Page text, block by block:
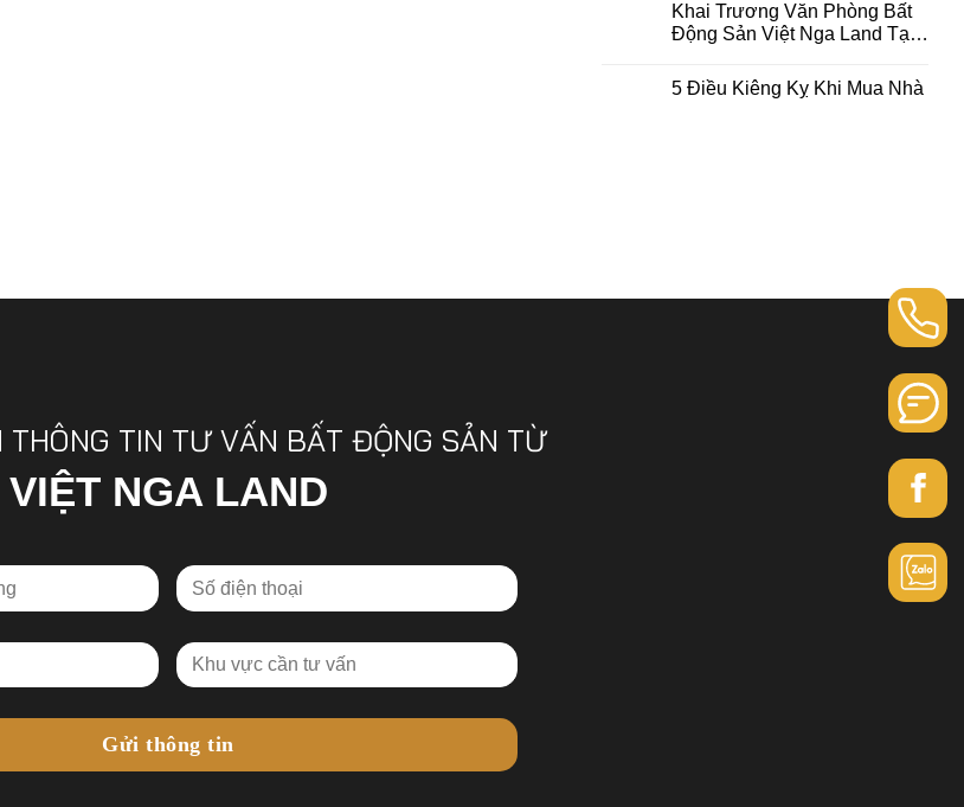
Khai Trương Văn Phòng Bất
Động Sản Việt Nga Land Tại
5 Điều Kiêng Kỵ Khi Mua Nhà
TIN TƯ VẤN BẤT ĐỘNG SẢN TỪ
VIỆT NGA LAND